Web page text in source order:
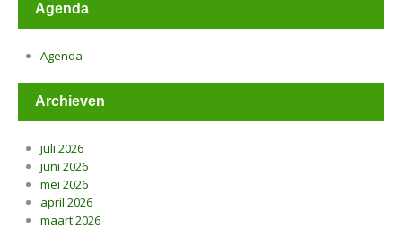
Agenda
Agenda
Archieven
juli 2026
juni 2026
mei 2026
april 2026
maart 2026